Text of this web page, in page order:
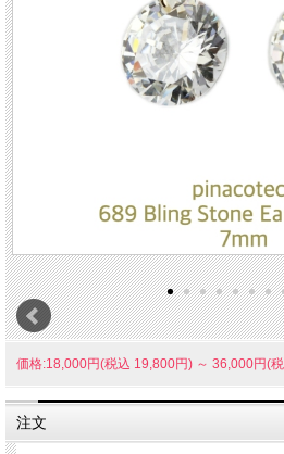
価格:18,000円(税込 19,800円) ～ 36,000円(
注文